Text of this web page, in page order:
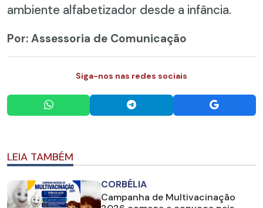
ambiente alfabetizador desde a infância.
Por: Assessoria de Comunicação
Siga-nos nas redes sociais
LEIA TAMBÉM
CORBÉLIA
Campanha de Multivacinação